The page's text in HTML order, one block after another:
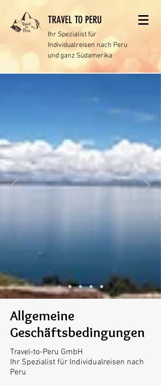
TRAVEL TO PERU
Ihr Spezialist für
Individualreisen nach Peru
und ganz Südamerika
Allgemeine
Geschäftsbedingungen
Travel-to-Peru GmbH
Ihr Spezialist für Individualreisen nach
Peru